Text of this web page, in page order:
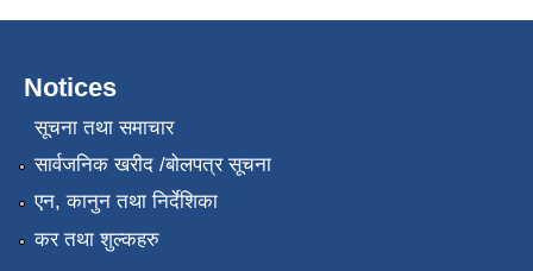
Notices
सूचना तथा समाचार
सार्वजनिक खरीद /बोलपत्र सूचना
एन, कानुन तथा निर्देशिका
कर तथा शुल्कहरु